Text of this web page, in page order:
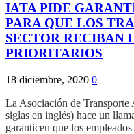
IATA PIDE
PARA QUE LOS
SECTOR RECIBAN
PRIORITARIOS
18 diciembre, 2020 0
La Asociación de
siglas en inglés) hace un
garanticen que los